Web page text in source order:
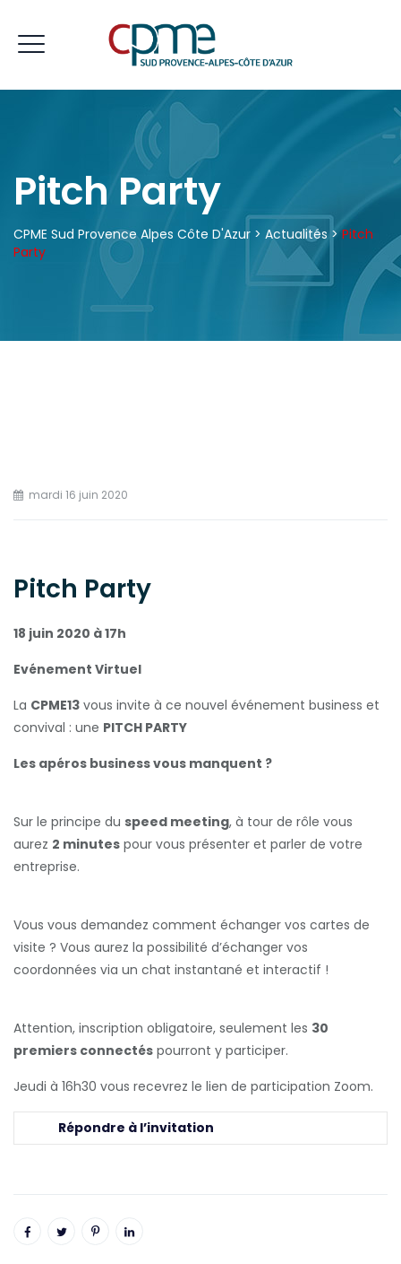
Pitch Party
CPME Sud Provence Alpes Côte D'Azur > Actualités > Pitch
Party
mardi 16 juin 2020
Pitch Party
18 juin 2020 à 17h
Evénement Virtuel
La CPME13 vous invite à ce nouvel événement business et
convival : une PITCH PARTY
Les apéros business vous manquent ?
Sur le principe du speed meeting, à tour de rôle vous
aurez 2 minutes pour vous présenter et parler de votre
entreprise.
Vous vous demandez comment échanger vos cartes de
visite ? Vous aurez la possibilité d’échanger vos
coordonnées via un chat instantané et interactif !
Attention, inscription obligatoire, seulement les 30
premiers connectés pourront y participer.
Jeudi à 16h30 vous recevrez le lien de participation Zoom.
Répondre à l’invitation